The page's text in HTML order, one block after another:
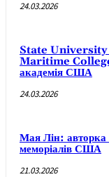
24.03.2026
State
Maritime
академія США
24.03.2026
Мая Лін: авторка
меморіалів США
21.03.2026